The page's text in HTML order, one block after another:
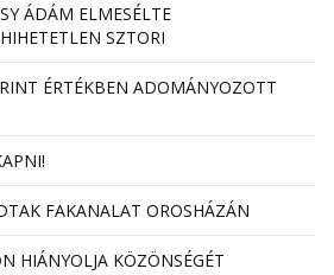
ÁDÁM ELMESÉLTE
SZTORI
ÉRTÉKBEN ADOMÁNYOZOTT
FAKANALAT OROSHÁZÁN
HIÁNYOLJA KÖZÖNSÉGÉT